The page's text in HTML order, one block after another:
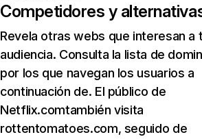
Competidores y
Revela otras webs que interesan a
audiencia. Consulta la lista de
por los que navegan los usuarios a
continuación de. El público de
Netflix.comtambién visita
rottentomatoes.com, seguido de